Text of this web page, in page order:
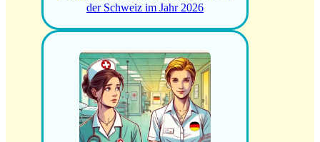
der Schweiz im Jahr 2026